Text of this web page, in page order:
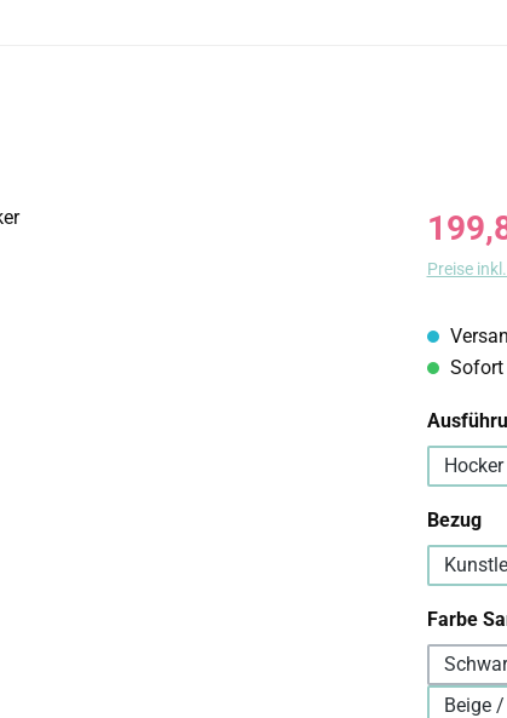
Preise
Sofort
Hocker
Bezug
Farbe
Beige